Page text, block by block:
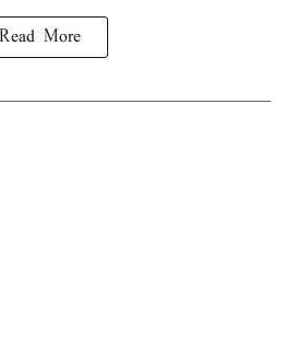
Read More